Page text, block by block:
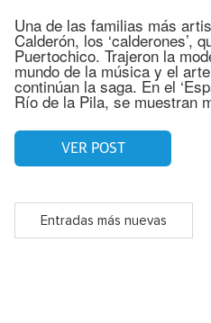
Una de las familias más
Calderón, los ‘calderones’,
Puertochico. Trajeron la
mundo de la música y el
continúan la saga. En el
Río de la Pila, se muestran
VER POST
Entradas más nuevas